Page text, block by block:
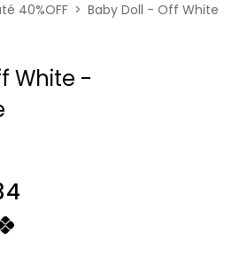
40%OFF > Baby Doll - Off White
White -